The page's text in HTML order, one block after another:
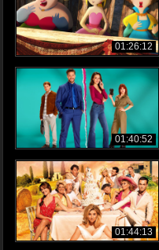
01:26:12
01:40:52
01:44:13